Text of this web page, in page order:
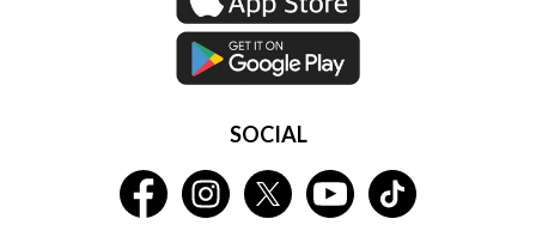
SOCIAL